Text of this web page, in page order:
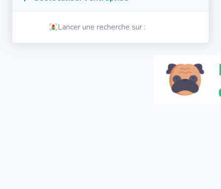
Lancer une recherche sur :